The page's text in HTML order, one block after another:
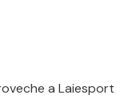
a Laiesport